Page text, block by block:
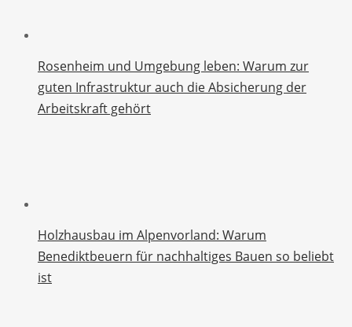
Rosenheim und Umgebung leben: Warum zur
guten Infrastruktur auch die Absicherung der
Arbeitskraft gehört
Holzhausbau im Alpenvorland: Warum
Benediktbeuern für nachhaltiges Bauen so beliebt
ist